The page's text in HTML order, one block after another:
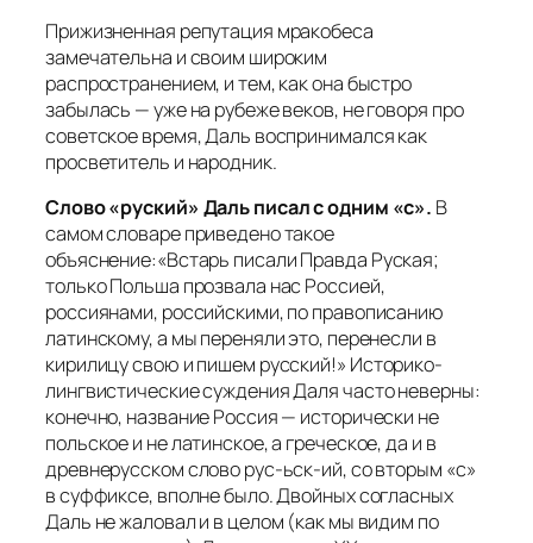
Прижизненная репутация мракобеса
замечательна и своим широким
распространением, и тем, как она быстро
забылась — уже на рубеже веков, не говоря про
советское время, Даль воспринимался как
просветитель и народник.
Слово «руский» Даль писал с одним «с». В
самом словаре приведено такое
объяснение:«Встарь писали Правда Руская;
только Польша прозвала нас Россией,
россиянами, российскими, по правописанию
латинскому, а мы переняли это, перенесли в
кирилицу свою и пишем русский!» Историко-
лингвистические суждения Даля часто неверны:
конечно, название Россия — исторически не
польское и не латинское, а греческое, да и в
древнерусском слово рус-ьск-ий, со вторым «с»
в суффиксе, вполне было. Двойных согласных
Даль не жаловал и в целом (как мы видим по